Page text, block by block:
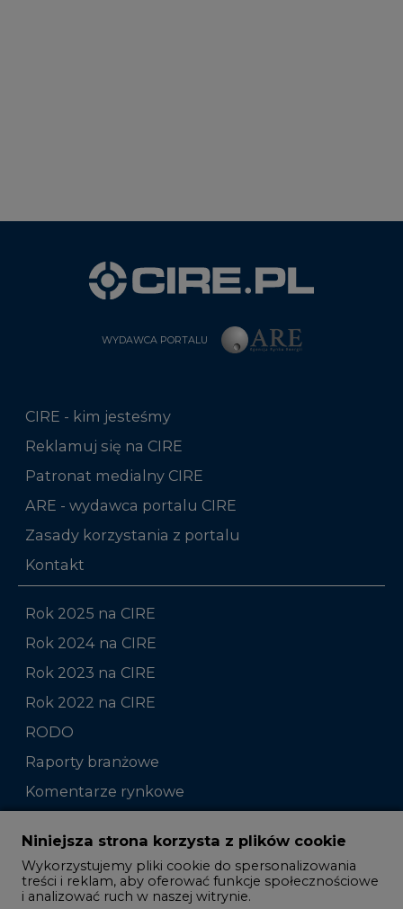
WYDAWCA PORTALU
CIRE - kim jesteśmy
Reklamuj się na CIRE
Patronat medialny CIRE
ARE - wydawca portalu CIRE
Zasady korzystania z portalu
Kontakt
Rok 2025 na CIRE
Rok 2024 na CIRE
Rok 2023 na CIRE
Rok 2022 na CIRE
RODO
Raporty branżowe
Komentarze rynkowe
Zmiany kadrowe na rynku
Studio CIRE
Rozmowy o energetyce
Niniejsza strona korzysta z plików cookie
Wykorzystujemy pliki cookie do spersonalizowania
treści i reklam, aby oferować funkcje społecznościowe
i analizować ruch w naszej witrynie.